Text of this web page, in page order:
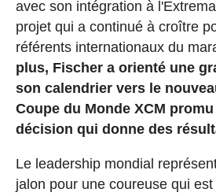
avec son intégration à
projet qui a continué à croître
référents internationaux du
plus, Fischer a orienté une
son calendrier vers le
Coupe du Monde XCM
décision qui donne des
Le leadership mondial
jalon pour une coureuse qui